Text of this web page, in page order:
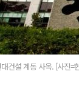
건설 계동 사옥. [사진=